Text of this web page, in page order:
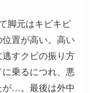
脚元はキビキビ
置が高い。高い
すクビの振り方
乗るにつれ、悪
が…。最後は外中